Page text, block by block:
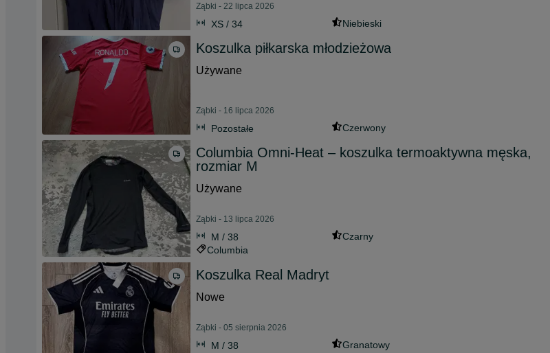
Ząbki - 22 lipca 2026
XS / 34 Niebieski
Koszulka piłkarska młodzieżowa
Używane
Ząbki - 16 lipca 2026
Pozostałe Czerwony
Columbia Omni-Heat – koszulka termoaktywna męska,
rozmiar M
Używane
Ząbki - 13 lipca 2026
M / 38
Czarny
Columbia
Koszulka Real Madryt
Nowe
Ząbki - 05 sierpnia 2026
M / 38
Granatowy